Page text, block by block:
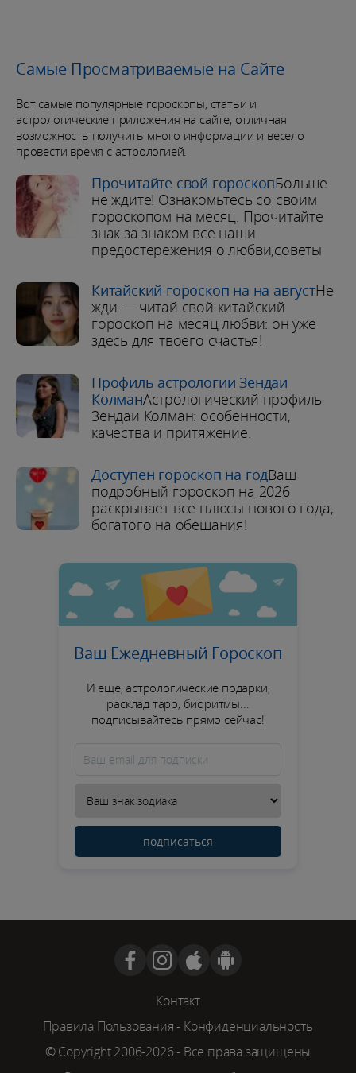
Самые Просматриваемые на Сайте
Вот самые популярные гороскопы, статьи и
астрологические приложения на сайте, отличная
возможность получить много информации и весело
провести время с астрологией.
Прочитайте свой гороскопБольше
не ждите! Ознакомьтесь со своим
гороскопом на месяц. Прочитайте
знак за знаком все наши
предостережения о любви,советы
Китайский гороскоп на на августНе
жди — читай свой китайский
гороскоп на месяц любви: он уже
здесь для твоего счастья!
Профиль астрологии Зендаи
КолманАстрологический профиль
Зендаи Колман: особенности,
качества и притяжение.
Доступен гороскоп на годВаш
подробный гороскоп на 2026
раскрывает все плюсы нового года,
богатого на обещания!
Ваш Ежедневный Гороскоп
И еще, астрологические подарки,
расклад таро, биоритмы...
подписывайтесь прямо сейчас!
подписаться
Контакт
Правила Пользования- Конфиденциальность
© Copyright 2006-2026 - Все права защищены